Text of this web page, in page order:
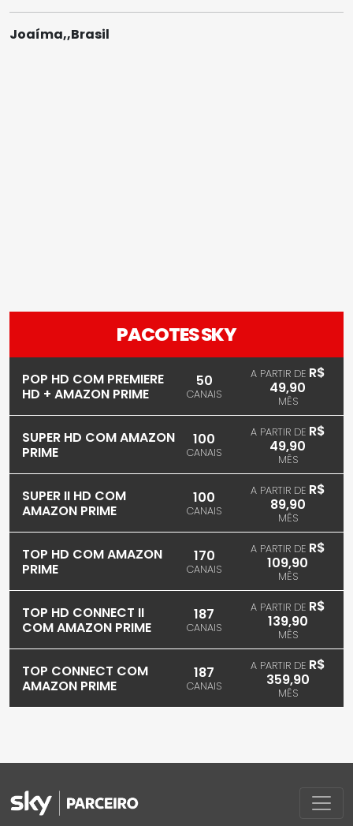
Joaíma,,Brasil
PACOTES SKY
POP HD COM PREMIERE
HD + AMAZON PRIME
50
CANAIS
A PARTIR DE R$
49,90
MÊS
SUPER HD COM AMAZON
PRIME
100
CANAIS
A PARTIR DE R$
49,90
MÊS
SUPER II HD COM
AMAZON PRIME
100
CANAIS
A PARTIR DE R$
89,90
MÊS
TOP HD COM AMAZON
PRIME
170
CANAIS
A PARTIR DE R$
109,90
MÊS
TOP HD CONNECT II
COM AMAZON PRIME
187
CANAIS
A PARTIR DE R$
139,90
MÊS
TOP CONNECT COM
AMAZON PRIME
187
CANAIS
A PARTIR DE R$
359,90
MÊS